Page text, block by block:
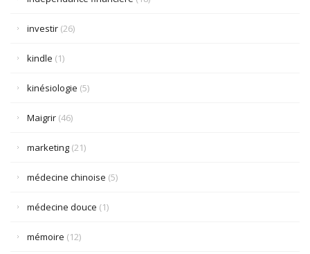
investir (26)
kindle (1)
kinésiologie (5)
Maigrir (46)
marketing (21)
médecine chinoise (5)
médecine douce (1)
mémoire (12)